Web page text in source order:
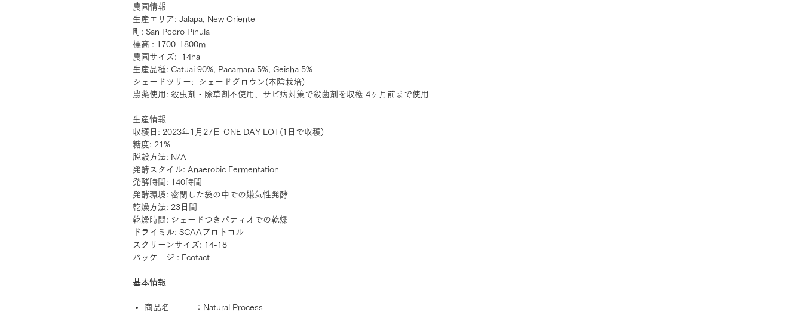
農園情報
生産エリア: Jalapa, New Oriente
町: San Pedro Pinula
標高 : 1700-1800m
農園サイズ: 14ha
生産品種: Catuai 90%, Pacamara 5%, Geisha 5%
シェードツリー: シェードグロウン(木陰栽培)
農薬使用: 殺虫剤・除草剤不使用、サビ病対策で殺菌剤を収穫 4ヶ月前まで使用
生産情報
収穫日: 2023年1月27日 ONE DAY LOT(1日で収穫)
糖度: 21%
脱穀方法: N/A
発酵スタイル: Anaerobic Fermentation
発酵時間: 140時間
発酵環境: 密閉した袋の中での嫌気性発酵
乾燥方法: 23日間
乾燥時間: シェードつきパティオでの乾燥
ドライミル: SCAAプロトコル
スクリーンサイズ: 14-18
パッケージ : Ecotact
基本情報
商品名 ：Natural Process